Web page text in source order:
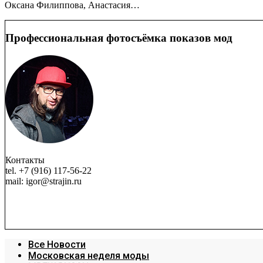
Оксана Филиппова, Анастасия…
Профессиональная фотосъёмка показов мод
Контакты
tel. +7 (916) 117-56-22
mail: igor@strajin.ru
Все Новости
Московская неделя моды